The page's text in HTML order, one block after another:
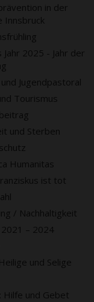
in der
Innsbruck
Jahr 2025 - Jahr der
Jugendpastoral
Tourismus
und Sterben
Humanitas
ist tot
/ Nachhaltigkeit
2021 – 2024
und Selige
Hilfe und Gebet